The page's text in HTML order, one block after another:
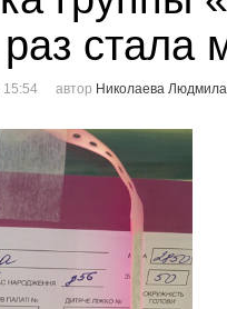
стала
15:54 автор Николаева Людмила